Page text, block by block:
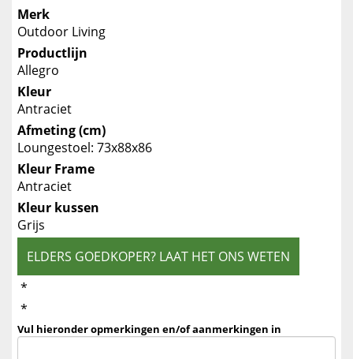
Merk
Outdoor Living
Productlijn
Allegro
Kleur
Antraciet
Afmeting (cm)
Loungestoel: 73x88x86
Kleur Frame
Antraciet
Kleur kussen
Grijs
ELDERS GOEDKOPER? LAAT HET ONS WETEN
*
*
Vul hieronder opmerkingen en/of aanmerkingen in